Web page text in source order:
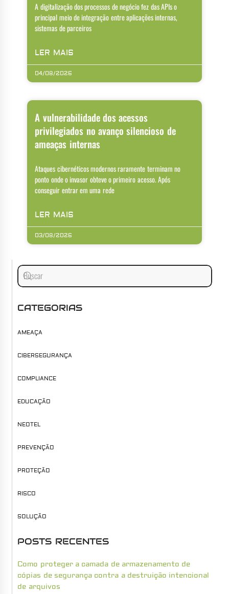
A digitalização dos processos de negócio fez das APIs o
principal meio de integração entre aplicações internas,
sistemas de parceiros
LER MAIS
04/08/2026
A vulnerabilidade dos acessos
privilegiados no avanço silencioso de
ameaças internas
Ataques cibernéticos modernos raramente terminam no
ponto onde o invasor obteve o primeiro acesso. Após
conseguir entrar em uma rede
LER MAIS
03/08/2026
CATEGORIAS
AMEAÇA
CIBERSEGURANÇA
COMPLIANCE
EDUCAÇÃO
NEOTEL
PREVENÇÃO
PROTEÇÃO
RISCO
SOLUÇÃO
POSTS RECENTES
Como proteger a camada de armazenamento de
cópias de segurança contra a destruição intencional
de arquivos